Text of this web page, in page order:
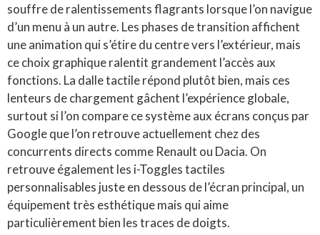
souffre de ralentissements flagrants lorsque l’on navigue
d’un menu à un autre. Les phases de transition affichent
une animation qui s’étire du centre vers l’extérieur, mais
ce choix graphique ralentit grandement l’accès aux
fonctions. La dalle tactile répond plutôt bien, mais ces
lenteurs de chargement gâchent l’expérience globale,
surtout si l’on compare ce système aux écrans conçus par
Google que l’on retrouve actuellement chez des
concurrents directs comme Renault ou Dacia. On
retrouve également les i-Toggles tactiles
personnalisables juste en dessous de l’écran principal, un
équipement très esthétique mais qui aime
particulièrement bien les traces de doigts.